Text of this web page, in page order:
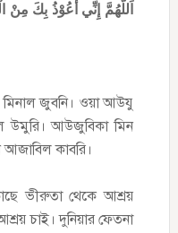
اَللَّهُمَّ إِنِّي أَعُوْذُ بِكَ مِنْ
মিনাল জুবনি। ওয়া আউযু
উমুরি। আউজুবিকা মিন
কাবরি।
ভীরুতা থেকে আশ্রয়
চাই। দুনিয়ার ফেতনা